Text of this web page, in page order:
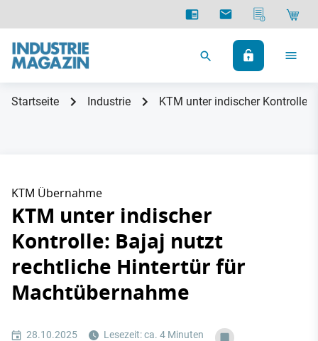
Startseite Industrie KTM unter indischer Kontrolle:
KTM Übernahme
KTM unter indischer
Kontrolle: Bajaj nutzt
rechtliche Hintertür für
Machtübernahme
28.10.2025 Lesezeit: ca. 4 Minuten